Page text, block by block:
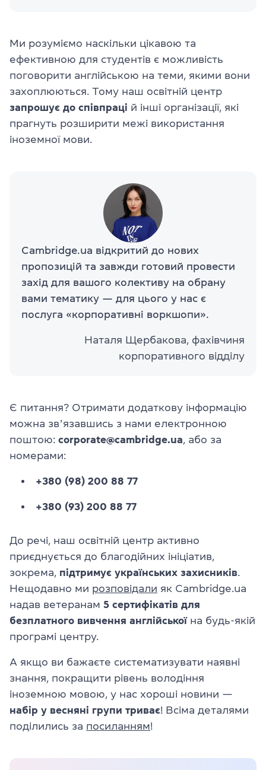
Ми розуміємо наскільки цікавою та
ефективною для студентів є можливість
поговорити англійською на теми, якими вони
захоплюються. Тому наш освітній центр
запрошує до співпраці й інші організації, які
прагнуть розширити межі використання
іноземної мови.
Cambridge.ua відкритий до нових
пропозицій та завжди готовий провести
захід для вашого колективу на обрану
вами тематику — для цього у нас є
послуга «корпоративні воркшопи».
Наталя Щербакова, фахівчиня
корпоративного відділу
Є питання? Отримати додаткову інформацію
можна звʼязавшись з нами електронною
поштою: corporate@cambridge.ua , або за
номерами:
+380 (98) 200 88 77
+380 (93) 200 88 77
До речі, наш освітній центр активно
приєднується до благодійних ініціатив,
зокрема, підтримує українських захисників
Нещодавно ми розповідали як Cambridge.ua
надав ветеранам 5 сертифікатів для
безплатного вивчення англійськоїна будь-якій
програмі центру.
А якщо ви бажаєте систематизувати наявні
знання, покращити рівень володіння
іноземною мовою, у нас хороші новини —
набір у весняні групи триває! Всіма деталями
поділились за посиланням!